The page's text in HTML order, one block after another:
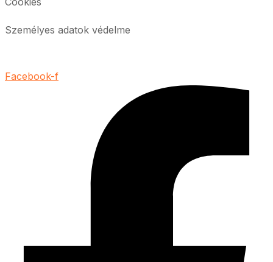
Személyes adatok védelme
Facebook-f